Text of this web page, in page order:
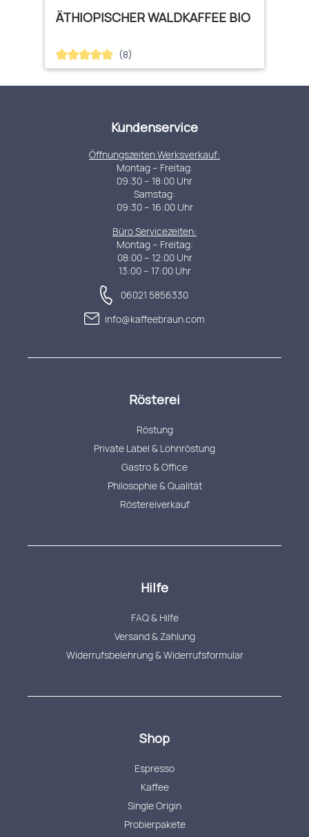
ÄTHIOPISCHER WALDKAFFEE BIO
Durchschnittliche Bewertung von 4.88 von 5 Sternen
(8)
Kundenservice
Öffnungszeiten Werksverkauf:
Montag – Freitag:
09:30 – 18:00 Uhr
Samstag:
09:30 – 16:00 Uhr
Büro Servicezeiten:
Montag – Freitag:
08:00 – 12:00 Uhr
13:00 – 17:00 Uhr
06021 5856330
info@kaffeebraun.com
Rösterei
Röstung
Private Label & Lohnröstung
Gastro & Office
Philosophie & Qualität
Röstereiverkauf
Hilfe
FAQ & Hilfe
Versand & Zahlung
Widerrufsbelehrung & Widerrufsformular
Shop
Espresso
Kaffee
Single Origin
Probierpakete